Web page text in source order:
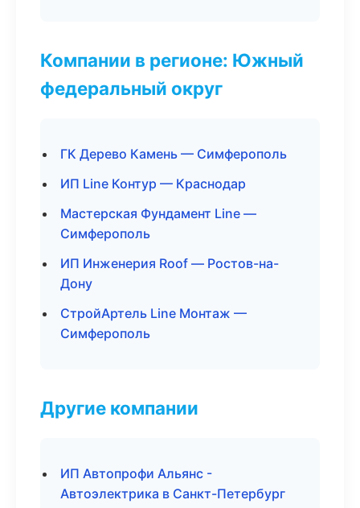
Компании в регионе: Южный
федеральный округ
ГК Дерево Камень — Симферополь
ИП Line Контур — Краснодар
Мастерская Фундамент Line —
Симферополь
ИП Инженерия Roof — Ростов-на-
Дону
СтройАртель Line Монтаж —
Симферополь
Другие компании
ИП Автопрофи Альянс -
Автоэлектрика в Санкт-Петербург